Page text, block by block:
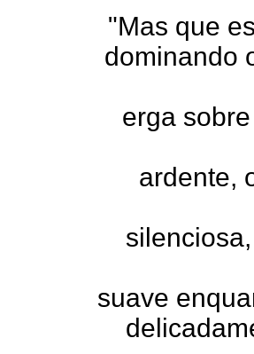
"Mas que
dominando
erga
ardente,
suave